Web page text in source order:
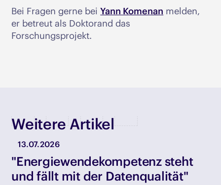
Bei Fragen gerne beiYann Komenan melden,
er betreut als Doktorand das
Forschungsprojekt.
Weitere Artikel
13.07.2026
"Energiewendekompetenz steht
und fällt mit der Datenqualität"